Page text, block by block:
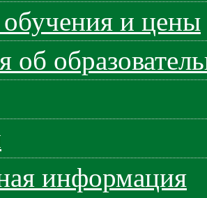
и цены
об
информация